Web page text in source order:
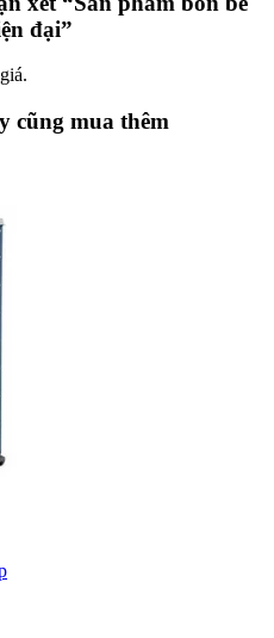
đại”
cũng mua thêm